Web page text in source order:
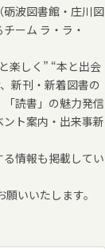
波図書館・庄川図
ーム ラ・ラ・
楽しく” “本と出会
新刊・新着図書の
読書」の魅力発信
ト案内・出来事新
情報も掲載してい
いいたします。